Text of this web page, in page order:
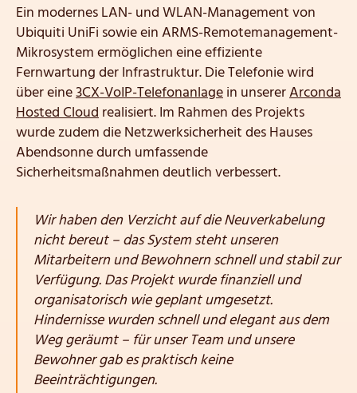
Ein modernes LAN- und WLAN-Management von
Ubiquiti UniFi sowie ein ARMS-Remotemanagement-
Mikrosystem ermöglichen eine effiziente
Fernwartung der Infrastruktur. Die Telefonie wird
über eine3CX-VoIP-Telefonanlagein unsererArconda
Hosted Cloudrealisiert. Im Rahmen des Projekts
wurde zudem die Netzwerksicherheit des Hauses
Abendsonne durch umfassende
Sicherheitsmaßnahmen deutlich verbessert.
Wir haben den Verzicht auf die Neuverkabelung
nicht bereut – das System steht unseren
Mitarbeitern und Bewohnern schnell und stabil zur
Verfügung. Das Projekt wurde finanziell und
organisatorisch wie geplant umgesetzt.
Hindernisse wurden schnell und elegant aus dem
Weg geräumt – für unser Team und unsere
Bewohner gab es praktisch keine
Beeinträchtigungen.